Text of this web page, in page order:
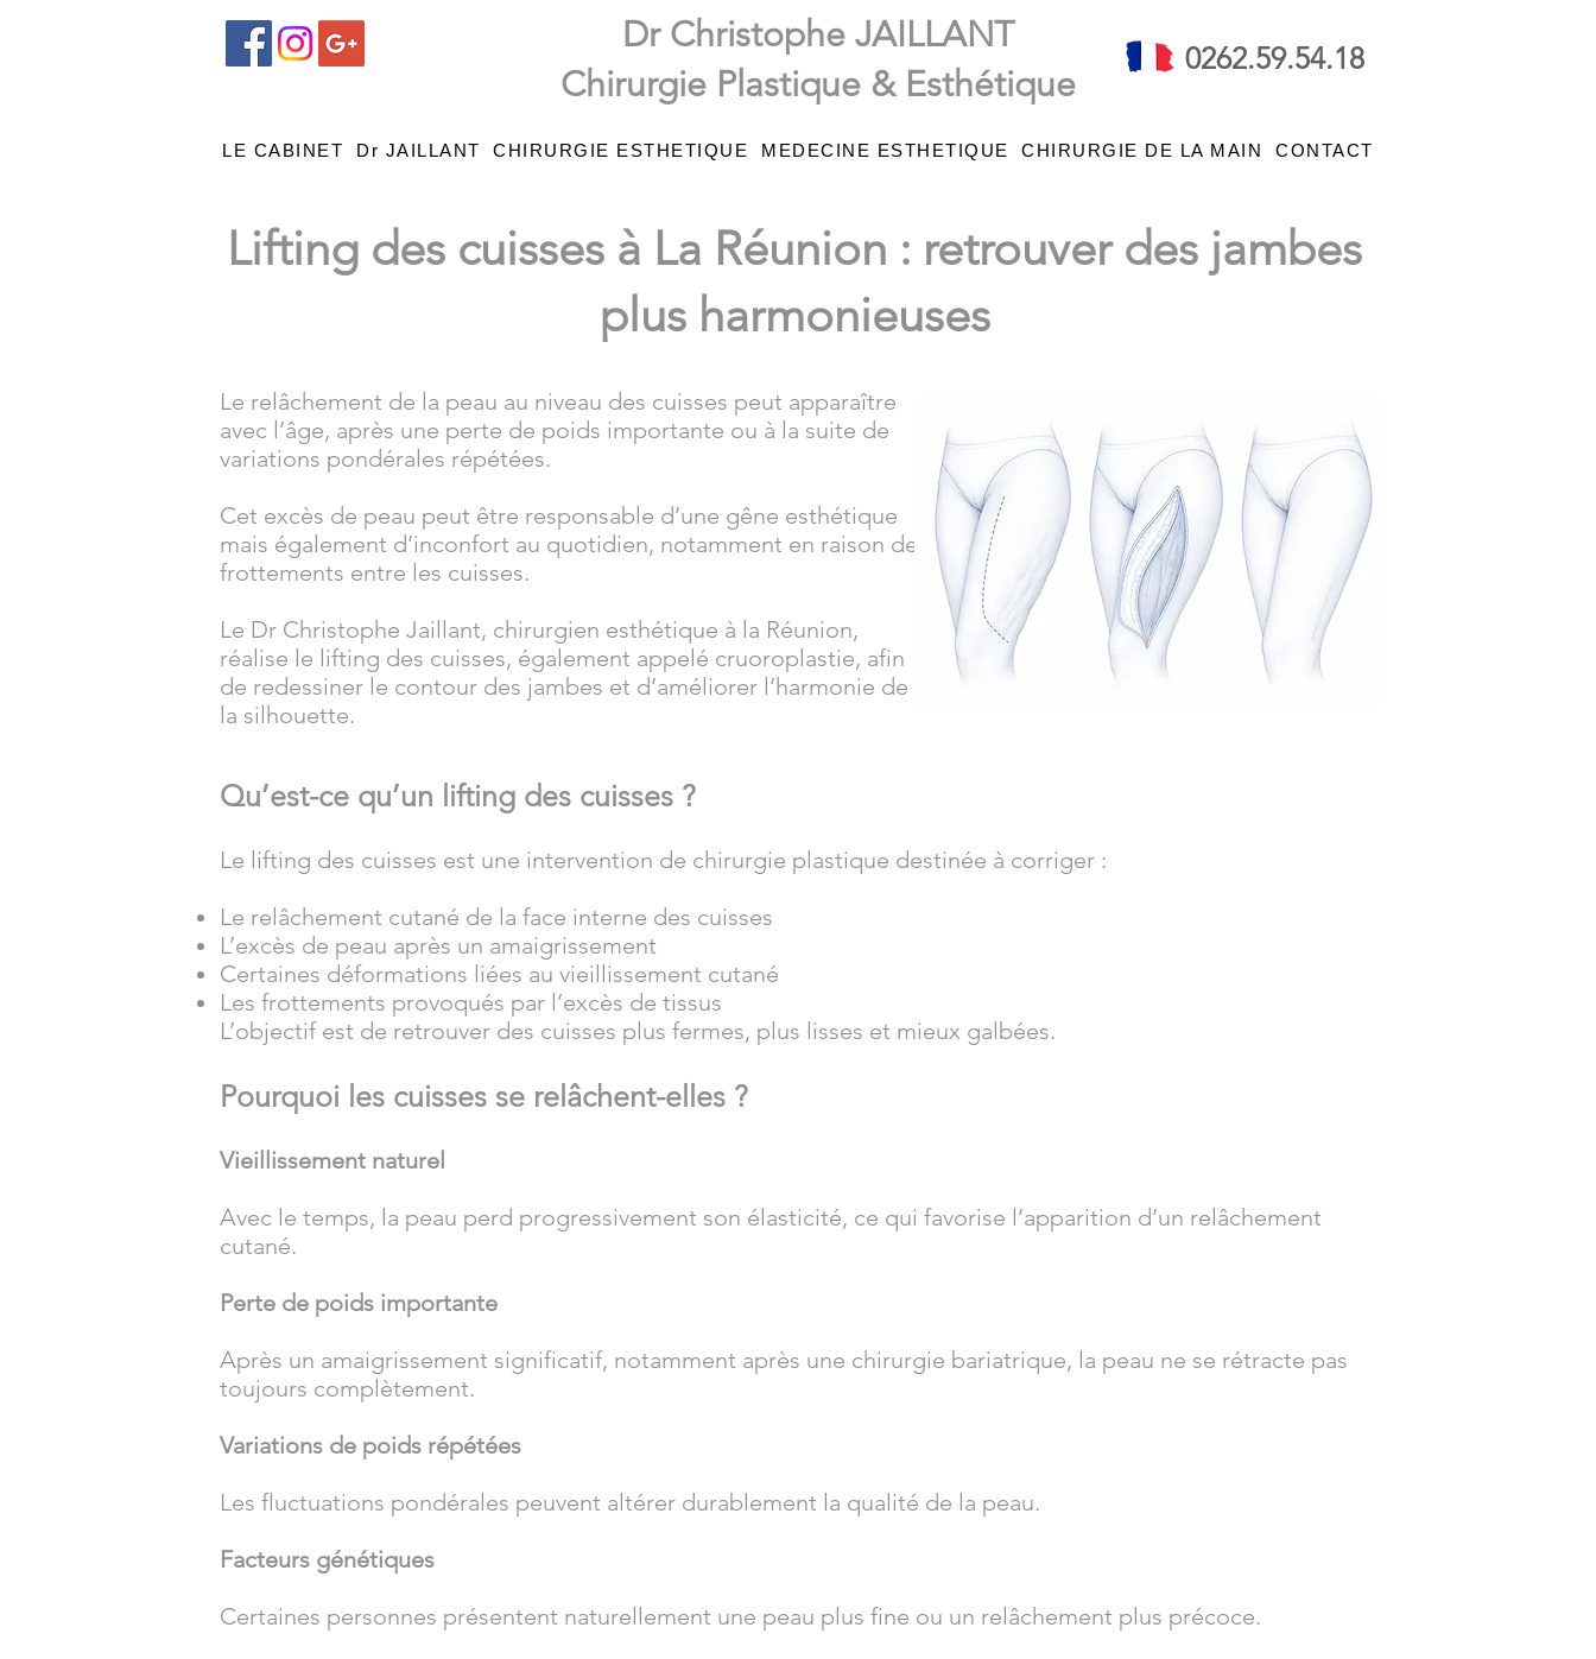
Dr Christophe JAILLANT
Chirurgie Plastique & Esthétique
0262.59.54.18
LE CABINET Dr JAILLANT CHIRURGIE ESTHETIQUE MEDECINE ESTHETIQUE CHIRURGIE DE LA MAIN CONTACT
Lifting des cuisses à La Réunion : retrouver des jambes
plus harmonieuses
Le relâchement de la peau au niveau des cuisses peut apparaître
avec l’âge, après une perte de poids importante ou à la suite de
variations pondérales répétées.
Cet excès de peau peut être responsable d’une gêne esthétique
mais également d’inconfort au quotidien, notamment en raison des
frottements entre les cuisses.
Le Dr Christophe Jaillant, chirurgien esthétique à la Réunion,
réalise le lifting des cuisses, également appelé cruoroplastie, afin
de redessiner le contour des jambes et d’améliorer l’harmonie de
la silhouette.
Qu’est-ce qu’un lifting des cuisses ?
Le lifting des cuisses est une intervention de chirurgie plastique destinée à corriger :
Le relâchement cutané de la face interne des cuisses
L’excès de peau après un amaigrissement
Certaines déformations liées au vieillissement cutané
Les frottements provoqués par l’excès de tissus
L’objectif est de retrouver des cuisses plus fermes, plus lisses et mieux galbées.
Pourquoi les cuisses se relâchent-elles ?
Vieillissement naturel
Avec le temps, la peau perd progressivement son élasticité, ce qui favorise l’apparition d’un relâchement
cutané.
Perte de poids importante
Après un amaigrissement significatif, notamment après une chirurgie bariatrique, la peau ne se rétracte pas
toujours complètement.
Variations de poids répétées
Les fluctuations pondérales peuvent altérer durablement la qualité de la peau.
Facteurs génétiques
Certaines personnes présentent naturellement une peau plus fine ou un relâchement plus précoce.